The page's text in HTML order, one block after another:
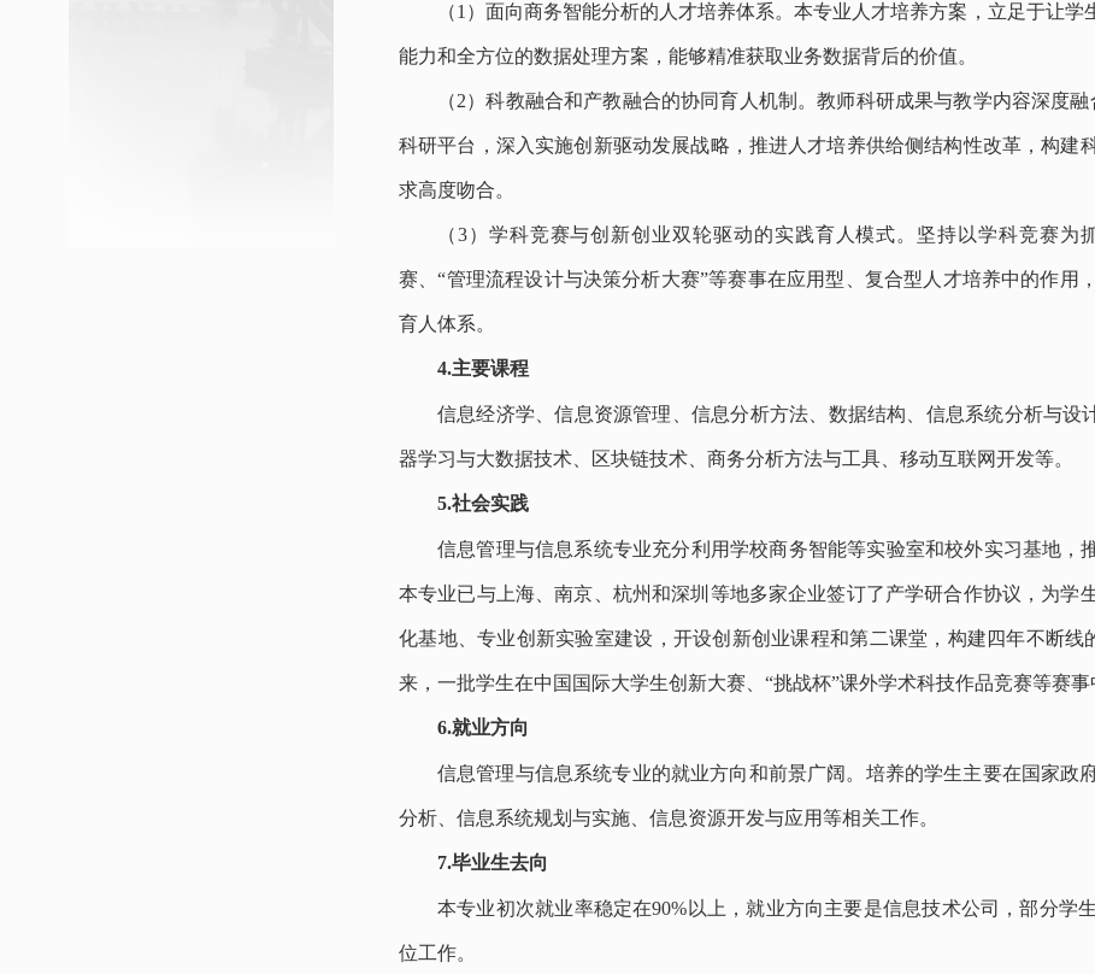
（1）面向商务智能分析的人才培养体系。本专业人才培养方案，立足于让
能力和全方位的数据处理方案，能够精准获取业务数据背后的价值。
（2）科教融合和产教融合的协同育人机制。教师科研成果与教学内容深度
科研平台，深入实施创新驱动发展战略，推进人才培养供给侧结构性改革，构建
求高度吻合。
（3）学科竞赛与创新创业双轮驱动的实践育人模式。坚持以学科竞赛为
赛、“管理流程设计与决策分析大赛”等赛事在应用型、复合型人才培养中的作用
育人体系。
4.主要课程
信息经济学、信息资源管理、信息分析方法、数据结构、信息系统分析与设
器学习与大数据技术、区块链技术、商务分析方法与工具、移动互联网开发等。
5.社会实践
信息管理与信息系统专业充分利用学校商务智能等实验室和校外实习基地，
本专业已与上海、南京、杭州和深圳等地多家企业签订了产学研合作协议，为学
化基地、专业创新实验室建设，开设创新创业课程和第二课堂，构建四年不断
来，一批学生在中国国际大学生创新大赛、“挑战杯”课外学术科技作品竞赛等赛事
6.就业方向
信息管理与信息系统专业的就业方向和前景广阔。培养的学生主要在国家政
分析、信息系统规划与实施、信息资源开发与应用等相关工作。
7.毕业生去向
本专业初次就业率稳定在90%以上，就业方向主要是信息技术公司，部分学
位工作。